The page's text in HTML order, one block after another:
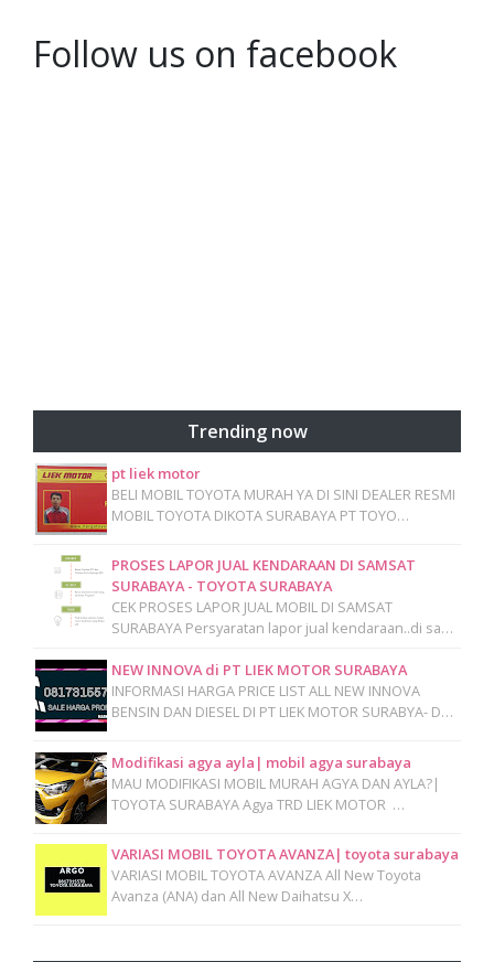
Follow us on facebook
Trending now
pt liek motor
BELI MOBIL TOYOTA MURAH YA DI SINI DEALER RESMI
MOBIL TOYOTA DIKOTA SURABAYA PT TOYO…
PROSES LAPOR JUAL KENDARAAN DI SAMSAT
SURABAYA - TOYOTA SURABAYA
CEK PROSES LAPOR JUAL MOBIL DI SAMSAT
SURABAYA Persyaratan lapor jual kendaraan..di sa…
NEW INNOVA di PT LIEK MOTOR SURABAYA
INFORMASI HARGA PRICE LIST ALL NEW INNOVA
BENSIN DAN DIESEL DI PT LIEK MOTOR SURABYA- D…
Modifikasi agya ayla| mobil agya surabaya
MAU MODIFIKASI MOBIL MURAH AGYA DAN AYLA?|
TOYOTA SURABAYA Agya TRD LIEK MOTOR …
VARIASI MOBIL TOYOTA AVANZA| toyota surabaya
VARIASI MOBIL TOYOTA AVANZA All New Toyota
Avanza (ANA) dan All New Daihatsu X…